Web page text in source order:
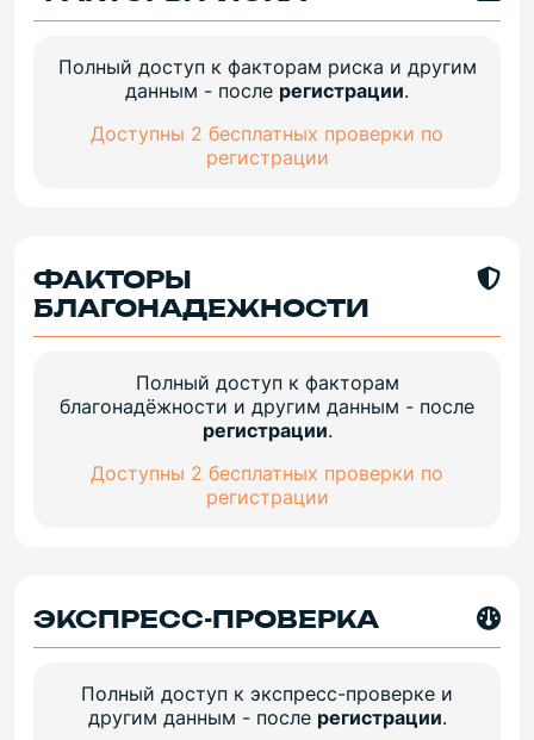
Полный доступ к факторам риска и другим
данным - после регистрации.
Доступны 2 бесплатных проверки по
регистрации
ФАКТОРЫ
БЛАГОНАДЕЖНОСТИ
Полный доступ к факторам
благонадёжности и другим данным - после
регистрации.
Доступны 2 бесплатных проверки по
регистрации
ЭКСПРЕСС-ПРОВЕРКА
Полный доступ к экспресс-проверке и
другим данным - после регистрации.